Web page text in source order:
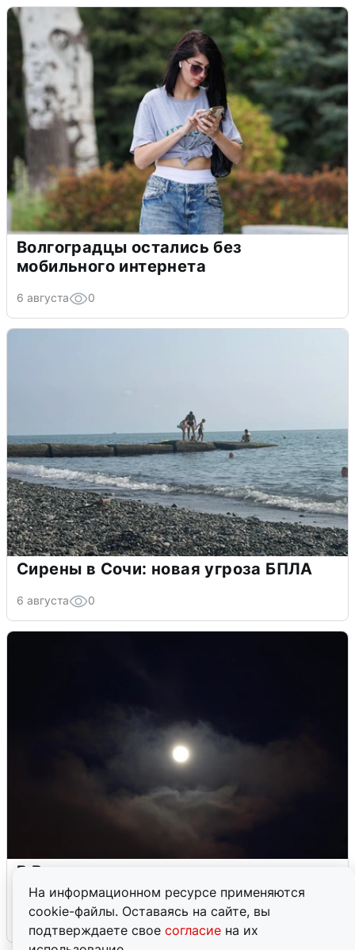
На информационном ресурсе применяются
cookie-файлы. Оставаясь на сайте, вы
подтверждаете свое согласие на их
Волгоградцы остались без
мобильного интернета
6 августа 0
Сирены в Сочи: новая угроза БПЛА
6 августа 0
В Воронеже прогремели взрывы
после сигнала тревоги